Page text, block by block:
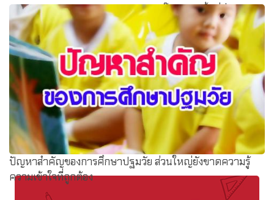
สอบผอ.สพท.ขอนแก่น มีมูลทุจริต! พบบิ๊กในเขตพื้นที่สั่ง
กก.25คนแก้คะแนนผู้สอบสพป.ขอนแก่นเขต5
ปัญหาสำคัญของการศึกษาปฐมวัย ส่วนใหญ่ยังขาดความรู้
ความเข้าใจที่ถูกต้อง